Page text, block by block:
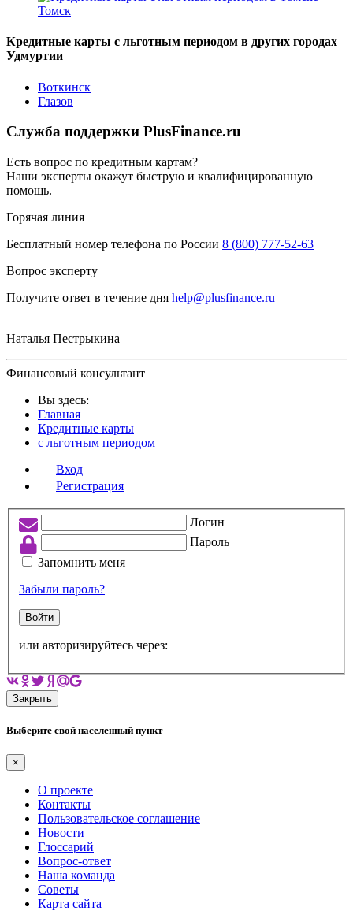
Томск
Кредитные карты с льготным периодом в других городах
Удмуртии
Воткинск
Глазов
Служба поддержки PlusFinance.ru
Есть вопрос по кредитным картам?
Наши эксперты окажут быструю и квалифицированную
помощь.
Горячая линия
Бесплатный номер телефона по России 8 (800) 777-52-63
Вопрос эксперту
Получите ответ в течение дня help@plusfinance.ru
Наталья Пестрыкина
Финансовый консультант
Вы здесь:
Главная
Кредитные карты
с льготным периодом
Вход
Регистрация
Логин
Пароль
Запомнить меня
Забыли пароль?
Войти
или авторизируйтесь через:
Закрыть
Выберите свой населенный пункт
×
О проекте
Контакты
Пользовательское соглашение
Новости
Глоссарий
Вопрос-ответ
Наша команда
Советы
Карта сайта